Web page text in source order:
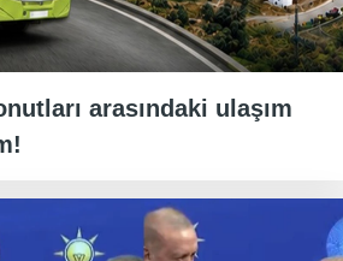
arasındaki ulaşım